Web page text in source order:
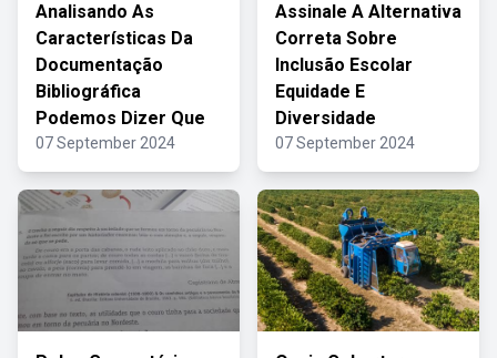
Analisando As
Características Da
Documentação
Bibliográfica
Podemos Dizer Que
07 September 2024
Assinale A Alternativa
Correta Sobre
Inclusão Escolar
Equidade E
Diversidade
07 September 2024